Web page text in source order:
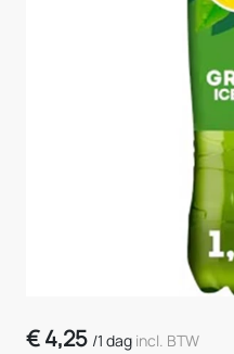
€4,25 /1 dag incl. BTW